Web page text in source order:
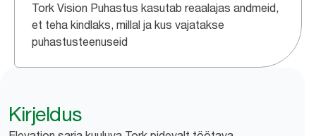
Tork Vision Puhastus kasutab reaalajas andmeid,
et teha kindlaks, millal ja kus vajatakse
puhastusteenuseid
Kirjeldus